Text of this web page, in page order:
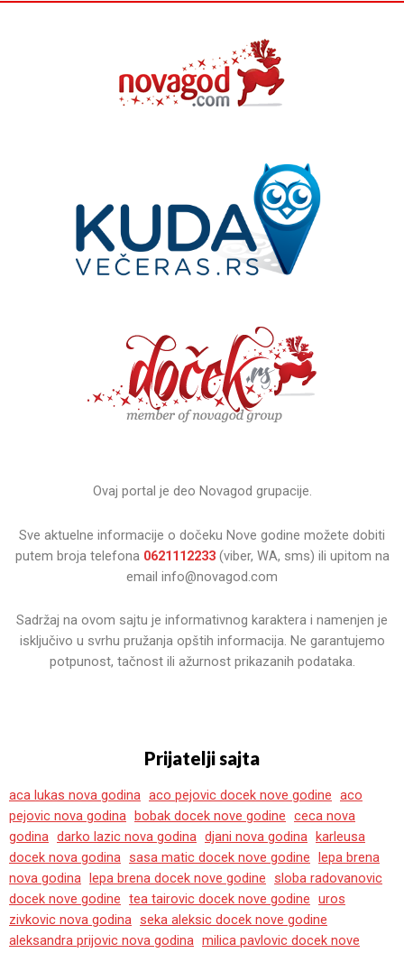
Ovaj portal je deo Novagod grupacije.
Sve aktuelne informacije o dočeku Nove godine možete dobiti
putem broja telefona 0621112233(viber, WA, sms) ili upitom na
email info@novagod.com
Sadržaj na ovom sajtu je informativnog karaktera i namenjen je
isključivo u svrhu pružanja opštih informacija. Ne garantujemo
potpunost, tačnost ili ažurnost prikazanih podataka.
Prijatelji sajta
aca lukas nova godina aco pejovic docek nove godine aco
pejovic nova godina bobak docek nove godine ceca nova
godina darko lazic nova godina djani nova godina karleusa
docek nova godina sasa matic docek nove godine lepa brena
nova godina lepa brena docek nove godine sloba radovanovic
docek nove godine tea tairovic docek nove godine uros
zivkovic nova godina seka aleksic docek nove godine
aleksandra prijovic nova godina milica pavlovic docek nove